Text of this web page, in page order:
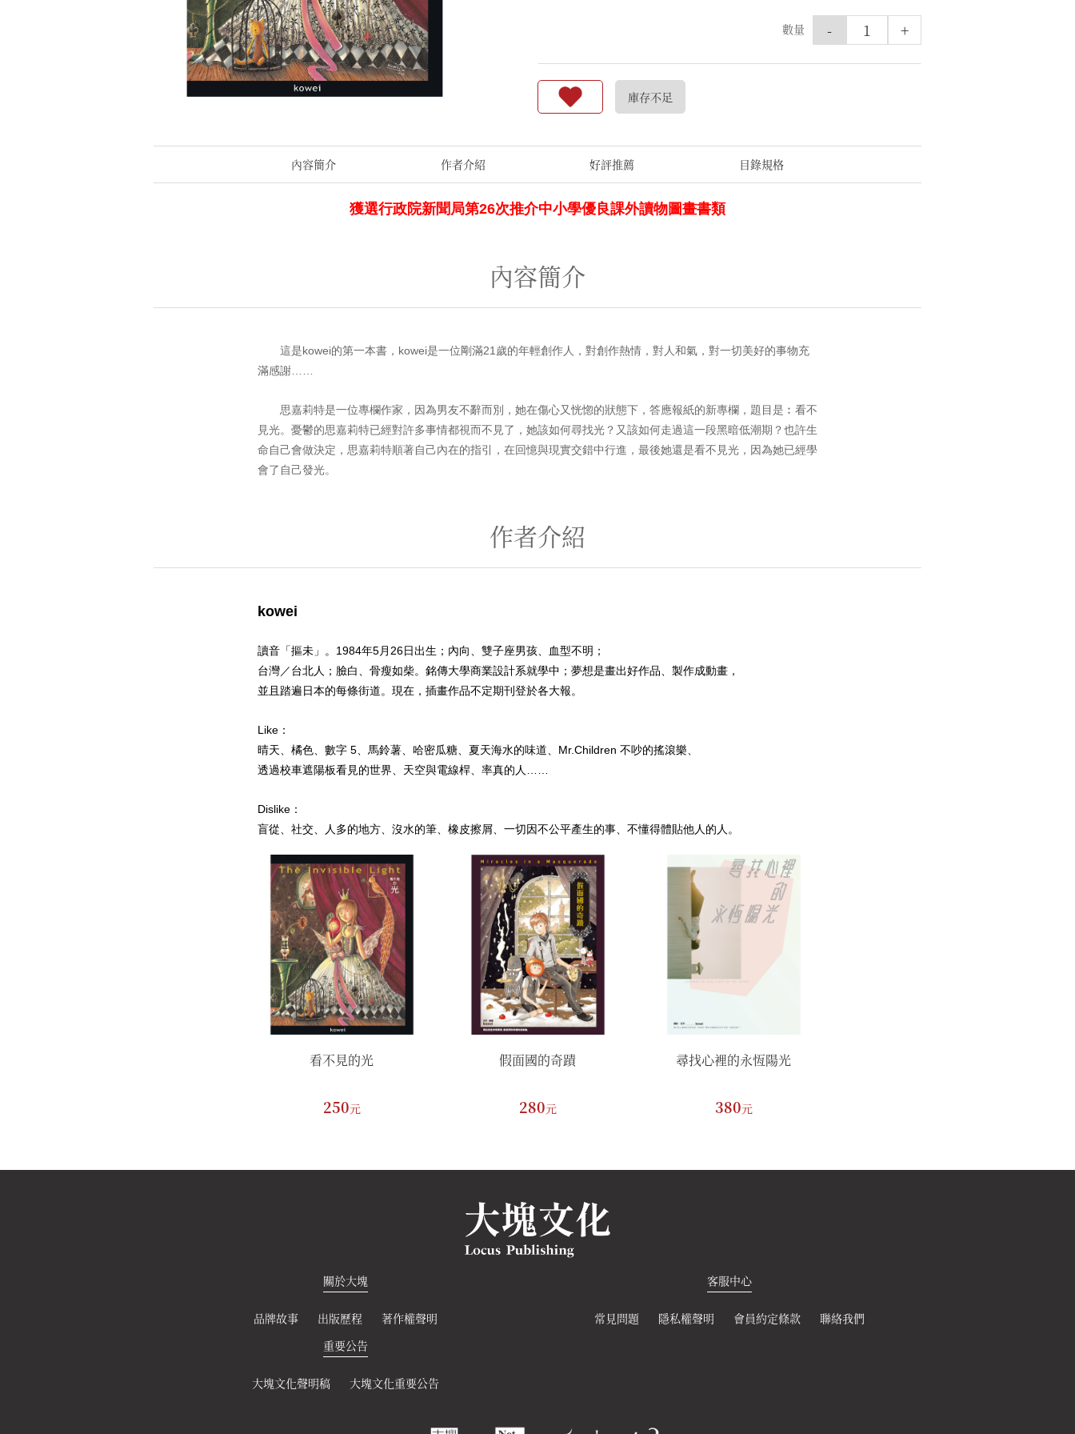
數量 +
-
庫存不足
內容簡介 作者介紹 好評推薦 目錄規格
獲選行政院新聞局第26次推介中小學優良課外讀物圖畫書類
內容簡介
這是kowei的第一本書，kowei是一位剛滿21歲的年輕創作人，對創作熱情，對人和氣，對一切美好的事物充
滿感謝……
思嘉莉特是一位專欄作家，因為男友不辭而別，她在傷心又恍惚的狀態下，答應報紙的新專欄，題目是︰看不
見光。憂鬱的思嘉莉特已經對許多事情都視而不見了，她該如何尋找光？又該如何走過這一段黑暗低潮期？也許生
命自己會做決定，思嘉莉特順著自己內在的指引，在回憶與現實交錯中行進，最後她還是看不見光，因為她已經學
會了自己發光。
作者介紹
kowei
讀音「摳未」。1984年5月26日出生；內向、雙子座男孩、血型不明；
台灣／台北人；臉白、骨瘦如柴。銘傳大學商業設計系就學中；夢想是畫出好作品、製作成動畫，
並且踏遍日本的每條街道。現在，插畫作品不定期刊登於各大報。
Like：
晴天、橘色、數字 5、馬鈴薯、哈密瓜糖、夏天海水的味道、Mr.Children 不吵的搖滾樂、
透過校車遮陽板看見的世界、天空與電線桿、率真的人……
Dislike：
盲從、社交、人多的地方、沒水的筆、橡皮擦屑、一切因不公平產生的事、不懂得體貼他人的人。
看不見的光
250元
假面國的奇蹟
280元
尋找心裡的永恆陽光
380元
關於大塊
品牌故事 出版歷程 著作權聲明
客服中心
常見問題 隱私權聲明 會員約定條款
聯絡我們
重要公告
大塊文化聲明稿 大塊文化重要公告